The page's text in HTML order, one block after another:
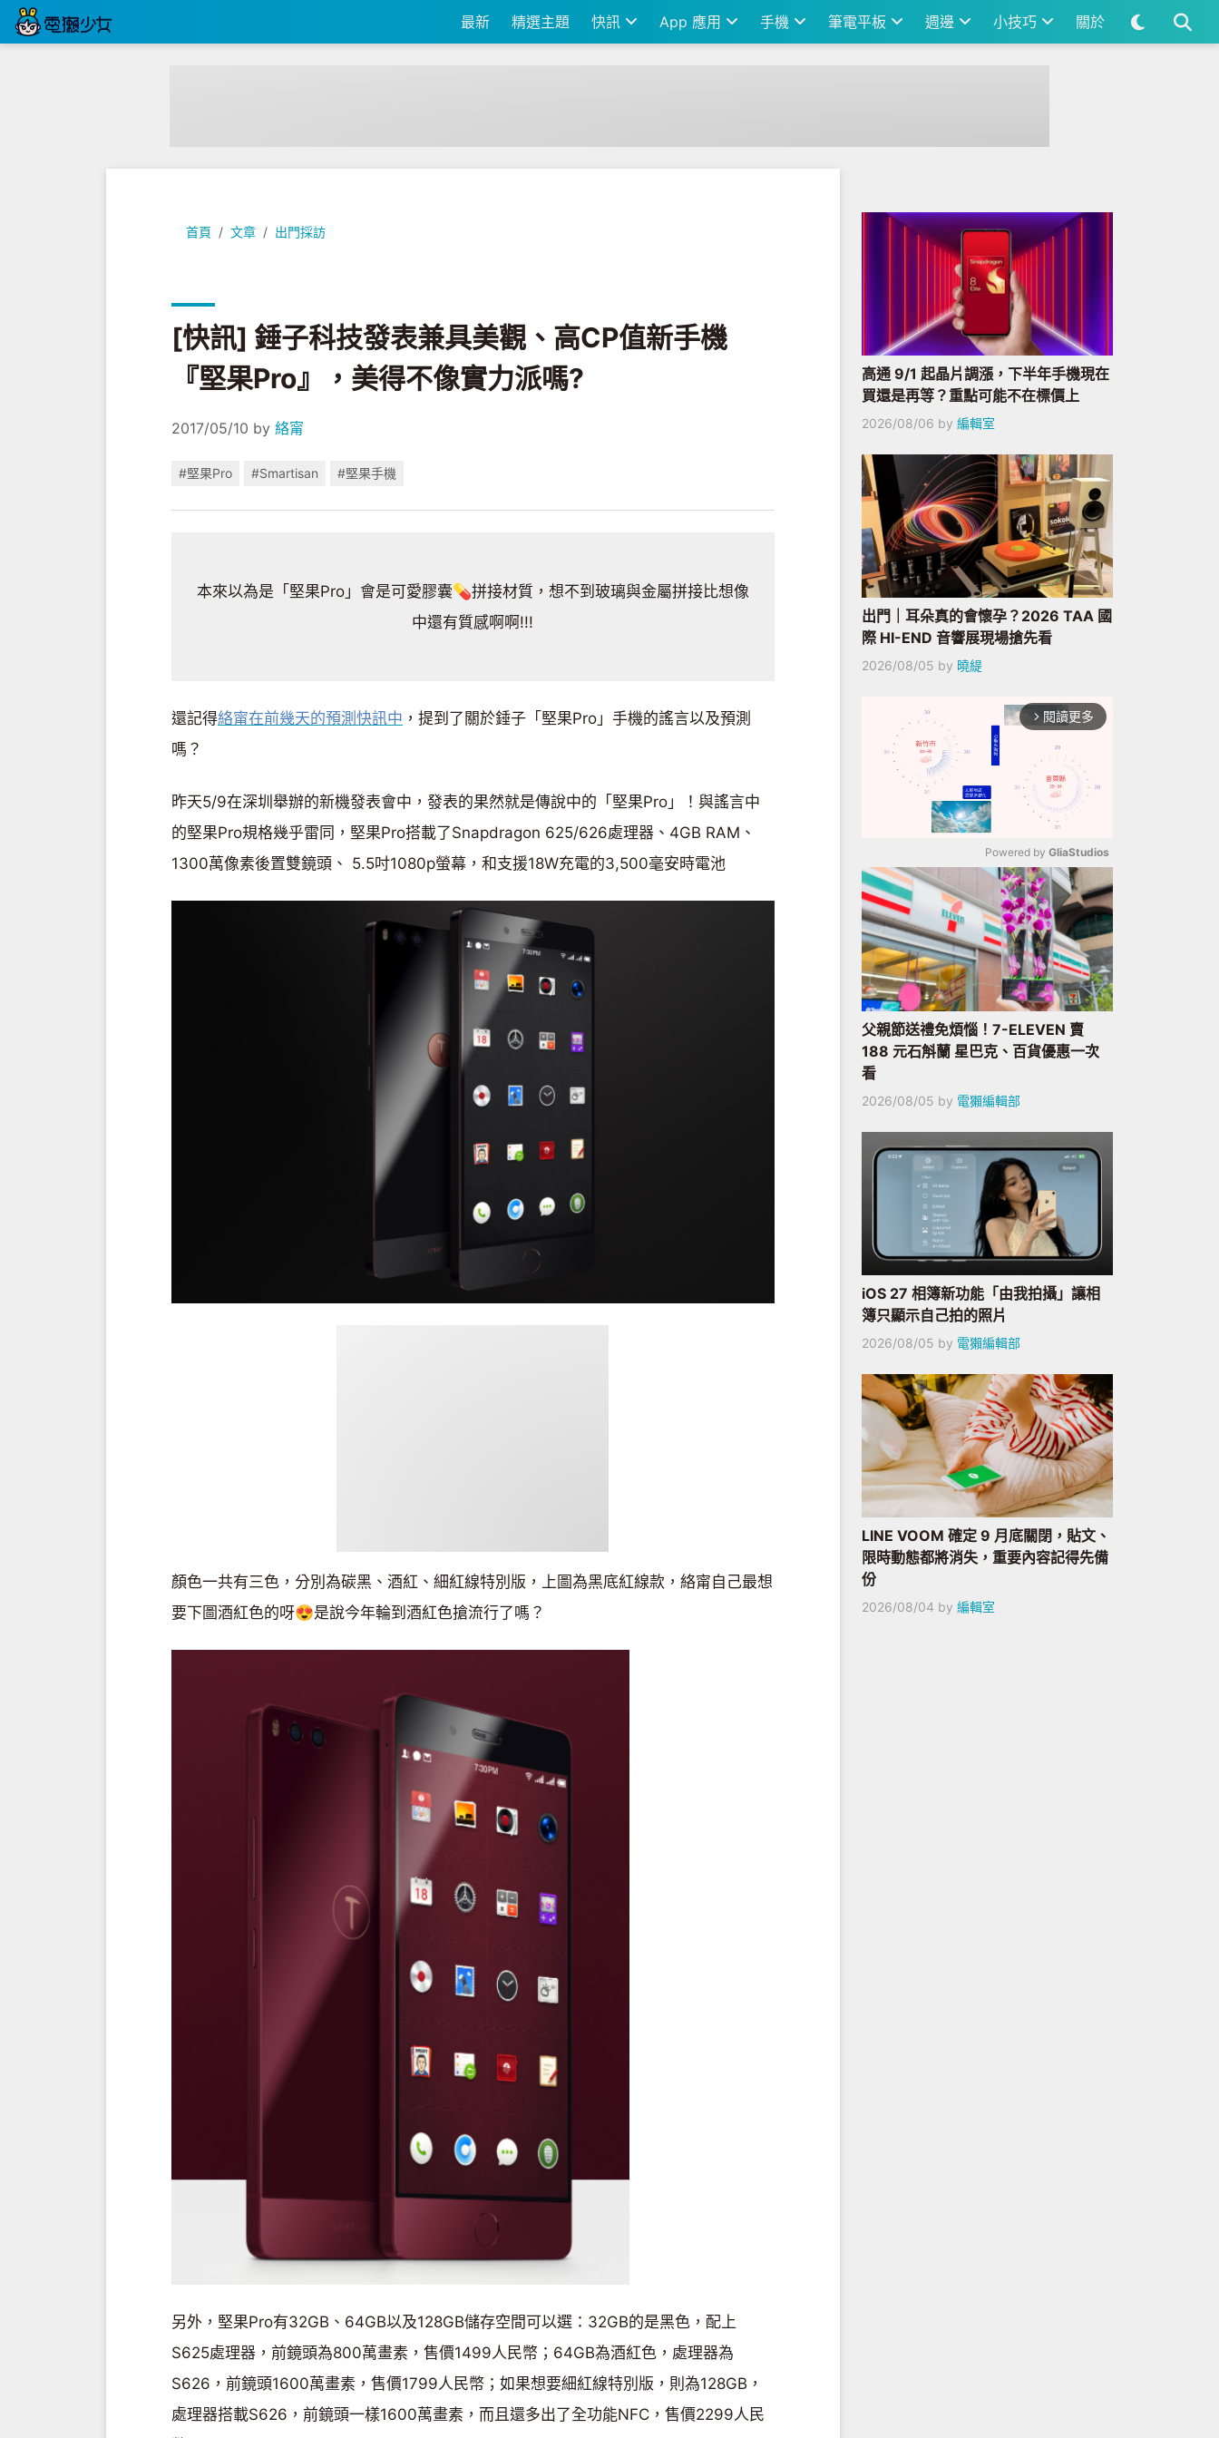
最新 精選主題 快訊 App 應用 手機 筆電平板 週邊 小技巧 關於
首頁 文章 出門採訪
[快訊] 錘子科技發表兼具美觀、高CP值新手機『堅果Pro』，美得不像實力派嗎?
[快訊] 錘子科技發表兼具美觀、高CP值新手機
『堅果Pro』，美得不像實力派嗎?
2017/05/10 by 絡甯
#堅果Pro #Smartisan #堅果手機
本來以為是「堅果Pro」會是可愛膠囊💊拼接材質，想不到玻璃與金屬拼接比想像
中還有質感啊啊!!!
還記得絡甯在前幾天的預測快訊中 ，提到了關於錘子「堅果Pro」手機的謠言以及預測
嗎？
昨天5/9在深圳舉辦的新機發表會中，發表的果然就是傳說中的「堅果Pro」！與謠言中
的堅果Pro規格幾乎雷同，堅果Pro搭載了Snapdragon 625/626處理器、4GB RAM、
1300萬像素後置雙鏡頭、 5.5吋1080p螢幕，和支援18W充電的3,500毫安時電池
顏色一共有三色，分別為碳黑、酒紅、細紅線特別版，上圖為黑底紅線款，絡甯自己最想
要下圖酒紅色的呀😍是說今年輪到酒紅色搶流行了嗎？
另外，堅果Pro有32GB、64GB以及128GB儲存空間可以選：32GB的是黑色，配上
S625處理器，前鏡頭為800萬畫素，售價1499人民幣；64GB為酒紅色，處理器為
S626，前鏡頭1600萬畫素，售價1799人民幣；如果想要細紅線特別版，則為128GB，
處理器搭載S626，前鏡頭一樣1600萬畫素，而且還多出了全功能NFC，售價2299人民
高通 9/1 起晶片調漲，下半年手機現在
買還是再等？重點可能不在標價上
2026/08/06 by 編輯室
出門｜耳朵真的會懷孕？2026 TAA 國
際 HI-END 音響展現場搶先看
2026/08/05 by 曉緹
arrow_forward_ios 閱讀更多
Mute
Powered by GliaStudios
父親節送禮免煩惱！7-ELEVEN 賣
188 元石斛蘭 星巴克、百貨優惠一次
看
2026/08/05 by 電獺編輯部
iOS 27 相簿新功能「由我拍攝」讓相
簿只顯示自己拍的照片
2026/08/05 by 電獺編輯部
LINE VOOM 確定 9 月底關閉，貼文、
限時動態都將消失，重要內容記得先備
份
2026/08/04 by 編輯室